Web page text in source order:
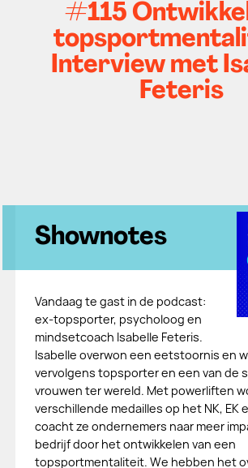
#115
Interview met
Feteris
Shownotes
Vandaag te gast in de podcast:
ex-topsporter, psycholoog en
mindsetcoach Isabelle Feteris.
Isabelle overwon een eetstoornis en
vervolgens topsporter en een van de
vrouwen ter wereld. Met powerliften
verschillende medailles op het NK, EK
coacht ze ondernemers naar meer
bedrijf door het ontwikkelen van een
topsportmentaliteit. We hebben het